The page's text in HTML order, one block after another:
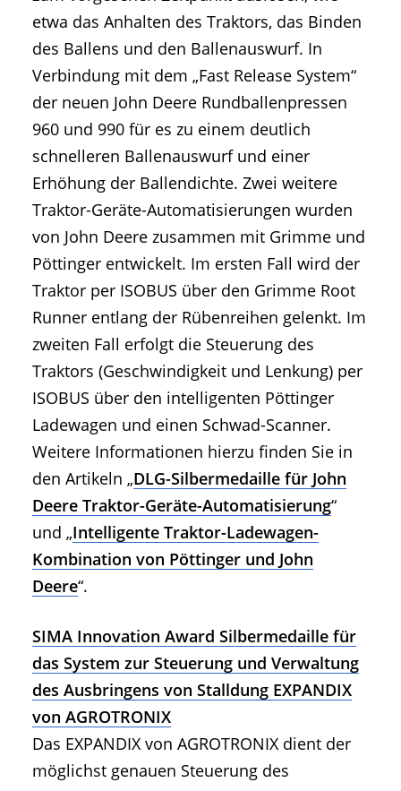
etwa das Anhalten des Traktors, das Binden
des Ballens und den Ballenauswurf. In
Verbindung mit dem „Fast Release System“
der neuen John Deere Rundballenpressen
960 und 990 für es zu einem deutlich
schnelleren Ballenauswurf und einer
Erhöhung der Ballendichte. Zwei weitere
Traktor-Geräte-Automatisierungen wurden
von John Deere zusammen mit Grimme und
Pöttinger entwickelt. Im ersten Fall wird der
Traktor per ISOBUS über den Grimme Root
Runner entlang der Rübenreihen gelenkt. Im
zweiten Fall erfolgt die Steuerung des
Traktors (Geschwindigkeit und Lenkung) per
ISOBUS über den intelligenten Pöttinger
Ladewagen und einen Schwad-Scanner.
Weitere Informationen hierzu finden Sie in
den Artikeln „DLG-Silbermedaille für John
Deere Traktor-Geräte-Automatisierung“
und „Intelligente Traktor-Ladewagen-
Kombination von Pöttinger und John
Deere“.
SIMA Innovation Award Silbermedaille für
das System zur Steuerung und Verwaltung
des Ausbringens von Stalldung EXPANDIX
von AGROTRONIX
Das EXPANDIX von AGROTRONIX dient der
möglichst genauen Steuerung des